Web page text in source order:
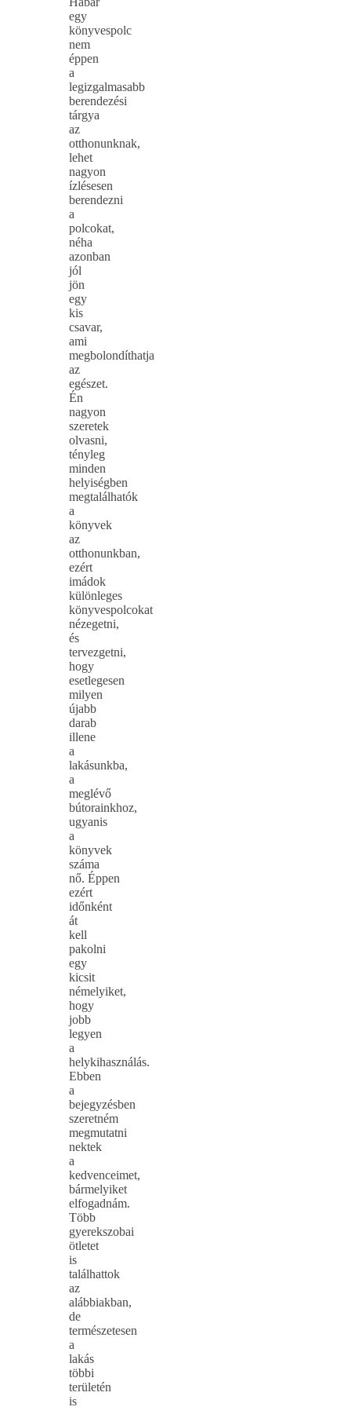
egy
könyvespolc
nem
éppen
a
legizgalmasabb
berendezési
tárgya
az
otthonunknak,
lehet
nagyon
ízlésesen
berendezni
a
polcokat,
néha
azonban
jól
jön
egy
kis
csavar,
ami
megbolondíthatja
az
egészet.
Én
nagyon
szeretek
olvasni,
tényleg
minden
helyiségben
megtalálhatók
a
könyvek
az
otthonunkban,
ezért
imádok
különleges
könyvespolcokat
nézegetni,
és
tervezgetni,
hogy
esetlegesen
milyen
újabb
darab
illene
a
lakásunkba,
a
meglévő
bútorainkhoz,
ugyanis
a
könyvek
száma
nő. Éppen
ezért
időnként
át
kell
pakolni
egy
kicsit
némelyiket,
hogy
jobb
legyen
a
helykihasználás.
Ebben
a
bejegyzésben
szeretném
megmutatni
nektek
a
kedvenceimet,
bármelyiket
elfogadnám.
Több
gyerekszobai
ötletet
is
találhattok
az
alábbiakban,
de
természetesen
a
lakás
többi
területén
is